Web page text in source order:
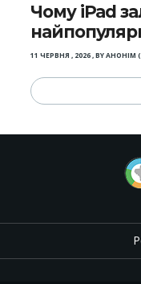
Чому iPad
11 ЧЕРВНЯ , 2026,BYАНОНІМ